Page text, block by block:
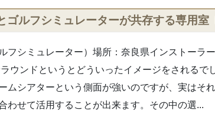
ゴルフシミュレーターが共存する専用室
フシミュレーター）場所：奈良県インストーラ
ウンドというとどういったイメージをされるで
ムシアターという側面が強いのですが、実はそ
わせて活用することが出来ます。その中の選...